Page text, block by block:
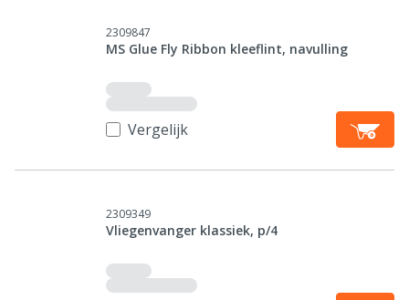
2309847
MS Glue Fly Ribbon kleeflint, navulling
Vergelijk
2309349
Vliegenvanger klassiek, p/4